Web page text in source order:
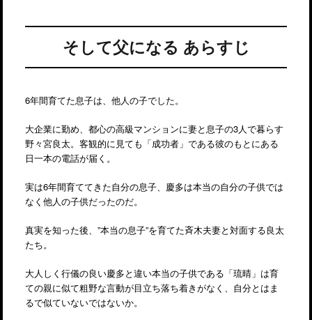
そして父になる あらすじ
6年間育てた息子は、他人の子でした。
大企業に勤め、都心の高級マンションに妻と息子の3人で暮らす
野々宮良太。客観的に見ても「成功者」である彼のもとにある
日一本の電話が届く。
実は6年間育ててきた自分の息子、慶多は本当の自分の子供では
なく他人の子供だったのだ。
真実を知った後、”本当の息子”を育てた斉木夫妻と対面する良太
たち。
大人しく行儀の良い慶多と違い本当の子供である「琉晴」は育
ての親に似て粗野な言動が目立ち落ち着きがなく、自分とはま
るで似ていないではないか。